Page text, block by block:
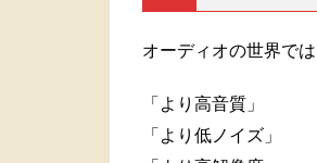
オーディオの世界で
「より高音質」
「より低ノイズ」